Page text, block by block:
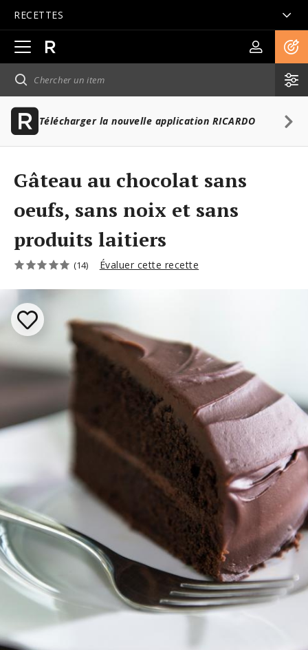
RECETTES
Ouvrir
la
navigation
principale
Télécharger la nouvelle application RICARDO
Gâteau au chocolat sans
oeufs, sans noix et sans
produits laitiers
(14) Évaluer cette recette